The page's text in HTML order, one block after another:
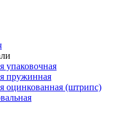
упаковочная
пружинная
оцинкованная (штрипс)